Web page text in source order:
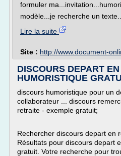
formuler
modèle...je recherche un texte...
Lire la suite
Site : http://www.document-
DISCOURS DEPART
HUMORISTIQUE
discours humoristique pour un
collaborateur ... discours
retraite - exemple gratuit;
Rechercher discours depart en
Résultats pour discours depart
gratuit. Votre recherche pour